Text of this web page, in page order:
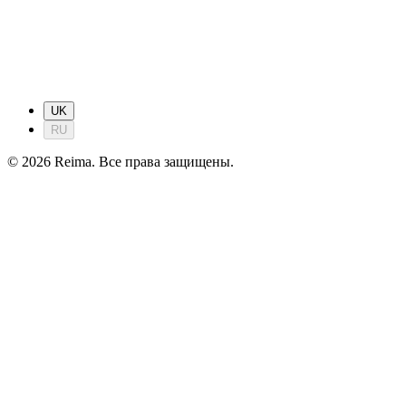
UK
RU
© 2026 Reima. Все права защищены.